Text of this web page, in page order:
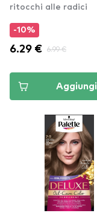
ritocchi alle radici
-10%
6.29 € 6.99 €
Aggiungi